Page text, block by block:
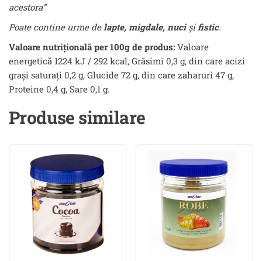
acestora”
Poate contine urme delapte, migdale, nucișifistic.
Valoare nutrițională per 100g de produs: Valoare
energetică 1224 kJ / 292 kcal, Grăsimi 0,3 g, din care acizi
grași saturați 0,2 g, Glucide 72 g, din care zaharuri 47 g,
Proteine 0,4 g, Sare 0,1 g.
Produse similare